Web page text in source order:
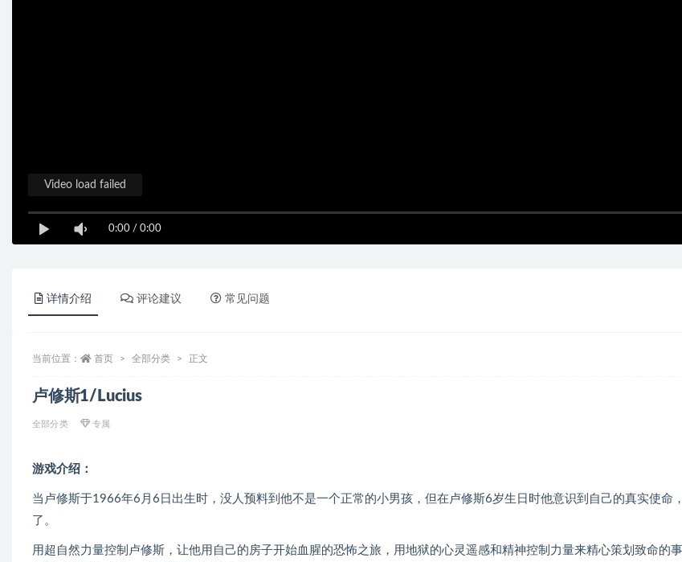
0:00 / 0:00
Video load failed
详情介绍 评论建议 常见问题
当前位置： 首页 全部分类 正文
卢修斯1/Lucius
全部分类 专属
游戏介绍：
当卢修斯于1966年6月6日出生时，没人预料到他不是一个正常的小男孩，但在卢修斯6岁生日时他意识到自己的真实使命
了。
用超自然力量控制卢修斯，让他用自己的房子开始血腥的恐怖之旅，用地狱的心灵遥感和精神控制力量来精心策划致命的